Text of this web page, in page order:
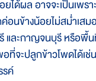
ได้ผล อาจจะเป็นเพร
นข้างน้อยไม่สม่ำเสม
และกาญจนบุรี หรือพื้น
ที่จะปลูกข้าวโพดได้เช่
รค์